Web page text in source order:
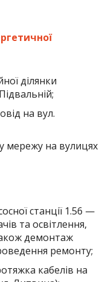
ділянки
на вул.
мережу на вулицях
станції 1.56 —
та освітлення,
демонтаж
ремонту;
кабелів на